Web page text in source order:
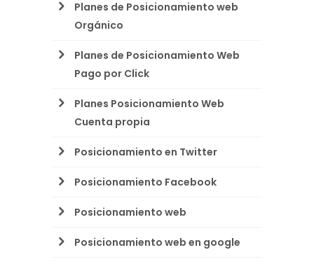
Planes de Posicionamiento web
Orgánico
Planes de Posicionamiento Web
Pago por Click
Planes Posicionamiento Web
Cuenta propia
Posicionamiento en Twitter
Posicionamiento Facebook
Posicionamiento web
Posicionamiento web en google